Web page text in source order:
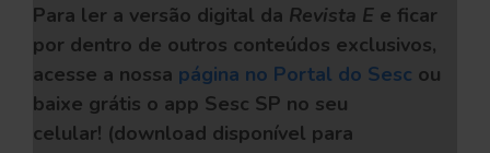
Para ler a versão digital da Revista E e ficar
por dentro de outros conteúdos exclusivos,
acesse a nossa página no Portal do Sesc ou
baixe grátis o app Sesc SP no seu
celular! (download disponível para